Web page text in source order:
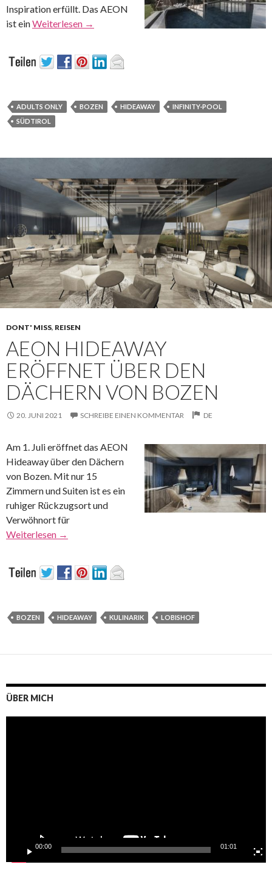
Inspiration erfüllt. Das AEON
ist einWeiterlesen →
ADULTS ONLY BOZEN HIDEAWAY
INFINITY-POOL
SÜDTIROL
DONT' MISS, REISEN
AEON HIDEAWAY
ERÖFFNET ÜBER DEN
DÄCHERN VON BOZEN
20. JUNI 2021 SCHREIBE EINEN KOMMENTAR DE
Am 1. Juli eröffnet das AEON
Hideaway über den Dächern
von Bozen. Mit nur 15
Zimmern und Suiten ist es ein
ruhiger Rückzugsort und
Verwöhnort für
Weiterlesen →
BOZEN HIDEAWAY KULINARIK LOBISHOF
ÜBER MICH
00:00 01:01